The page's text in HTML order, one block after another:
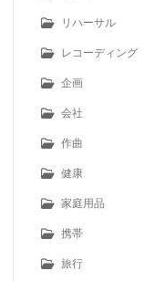
リハーサル
レコーディング
企画
会社
作曲
健康
家庭用品
携帯
旅行